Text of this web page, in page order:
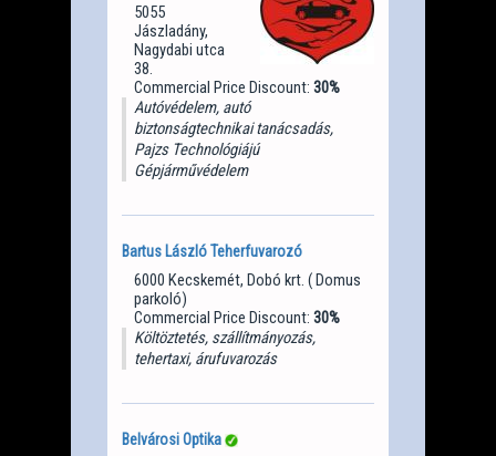
5055
Jászladány,
Nagydabi utca
38.
Commercial Price Discount: 30%
Autóvédelem, autó
biztonságtechnikai tanácsadás,
Pajzs Technológiájú
Gépjárművédelem
Bartus László Teherfuvarozó
6000 Kecskemét, Dobó krt. ( Domus
parkoló)
Commercial Price Discount: 30%
Költöztetés, szállítmányozás,
tehertaxi, árufuvarozás
Belvárosi Optika